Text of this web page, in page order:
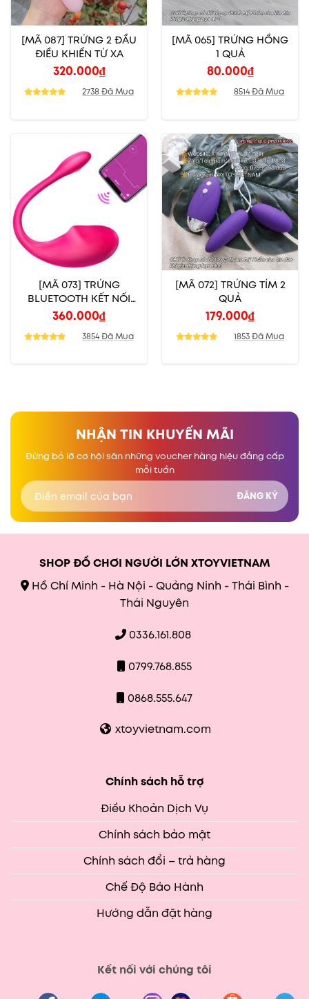
[MÃ 087] TRỨNG 2 ĐẦU
ĐIỀU KHIỂN TỪ XA
320.000₫
2738 Đã Mua
[MÃ 065] TRỨNG HỒNG
1 QUẢ
80.000₫
8514 Đã Mua
[MÃ 073] TRỨNG
BLUETOOTH KẾT NỐI
ĐIỆN THOẠI
360.000₫
3854 Đã Mua
[MÃ 072] TRỨNG TÍM 2
QUẢ
179.000₫
1853 Đã Mua
NHẬN TIN KHUYẾN MÃI
Đừng bỏ lỡ cơ hội săn những voucher hàng hiệu đẳng cấp
mỗi tuần
SHOP ĐỒ CHƠI NGƯỜI LỚN XTOYVIETNAM
Hồ Chí Minh - Hà Nội - Quảng Ninh - Thái Bình -
Thái Nguyên
0336.161.808
0799.768.855
0868.555.647
xtoyvietnam.com
Chính sách hỗ trợ
Điều Khoản Dịch Vụ
Chính sách bảo mật
Chính sách đổi – trả hàng
Chế Độ Bảo Hành
Hướng dẫn đặt hàng
Kết nối với chúng tôi